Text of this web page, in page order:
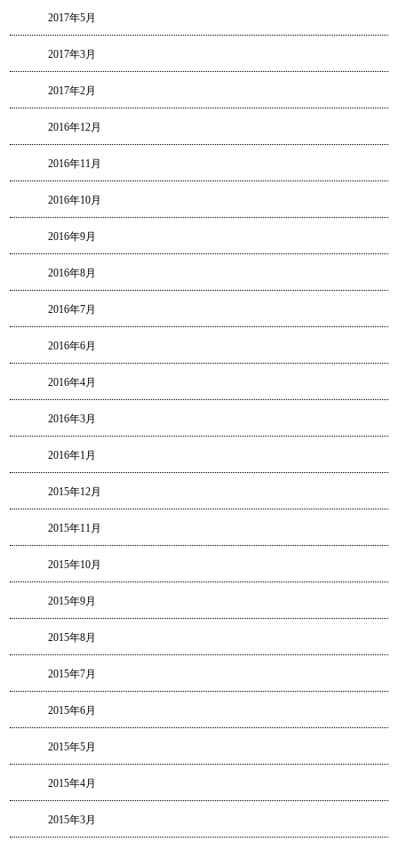
2017年5月
2017年3月
2017年2月
2016年12月
2016年11月
2016年10月
2016年9月
2016年8月
2016年7月
2016年6月
2016年4月
2016年3月
2016年1月
2015年12月
2015年11月
2015年10月
2015年9月
2015年8月
2015年7月
2015年6月
2015年5月
2015年4月
2015年3月